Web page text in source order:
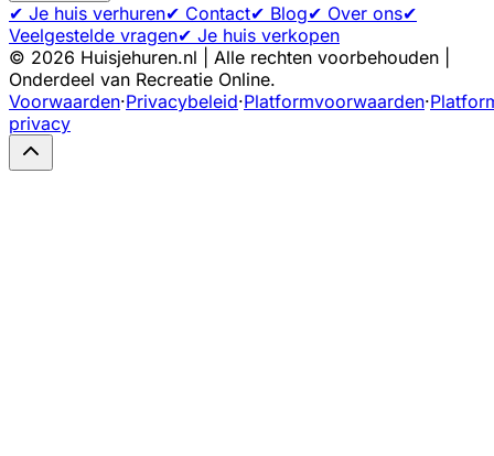
✔ Je huis verhuren✔ Contact✔ Blog✔ Over ons✔
Veelgestelde vragen✔ Je huis verkopen
© 2026 Huisjehuren.nl | Alle rechten voorbehouden |
Onderdeel van Recreatie Online.
Voorwaarden·Privacybeleid·Platformvoorwaarden·
privacy